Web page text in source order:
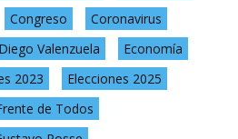
Congreso
Coronavirus
Diego Valenzuela
Economía
2023
Elecciones 2025
de Todos